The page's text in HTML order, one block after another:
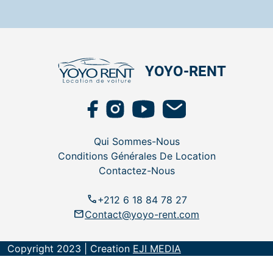
YOYO-RENT
Qui Sommes-Nous
Conditions Générales De Location
Contactez-Nous
call+212 6 18 84 78 27
emailContact@yoyo-rent.com
Copyright 2023 | Creation EJI MEDIA